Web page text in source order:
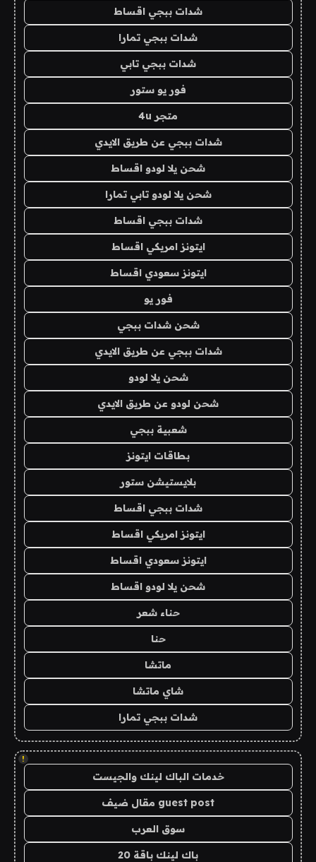
شدات ببجي اقساط
شدات ببجي تمارا
شدات ببجي تابي
فور يو ستور
متجر 4u
شدات ببجي عن طريق الايدي
شحن يلا لودو اقساط
شحن يلا لودو تابي تمارا
شدات ببجي اقساط
ايتونز امريكي اقساط
ايتونز سعودي اقساط
فور يو
شحن شدات ببجي
شدات ببجي عن طريق الايدي
شحن يلا لودو
شحن لودو عن طريق الايدي
شعبية ببجي
بطاقات ايتونز
بلايستيشن ستور
شدات ببجي اقساط
ايتونز امريكي اقساط
ايتونز سعودي اقساط
شحن يلا لودو اقساط
حناء شعر
حنا
ماتشا
شاي ماتشا
شدات ببجي تمارا
!
خدمات الباك لينك والجيست
guest post مقال ضيف
سوق العرب
باك لينك باقة 20